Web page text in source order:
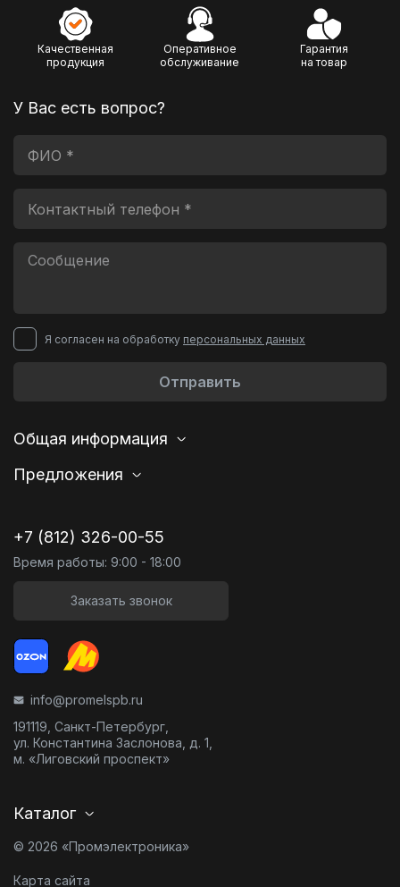
Качественная
продукция
Оперативное
обслуживание
Гарантия
на товар
У Вас есть вопрос?
Я согласен на обработку персональных данных
Отправить
Общая информация
Предложения
+7 (812) 326-00-55
Время работы: 9:00 - 18:00
Заказать звонок
info@promelspb.ru
191119, Санкт-Петербург,
ул. Константина Заслонова, д. 1,
м. «Лиговский проспект»
Каталог
© 2026 «Промэлектроника»
Карта сайта